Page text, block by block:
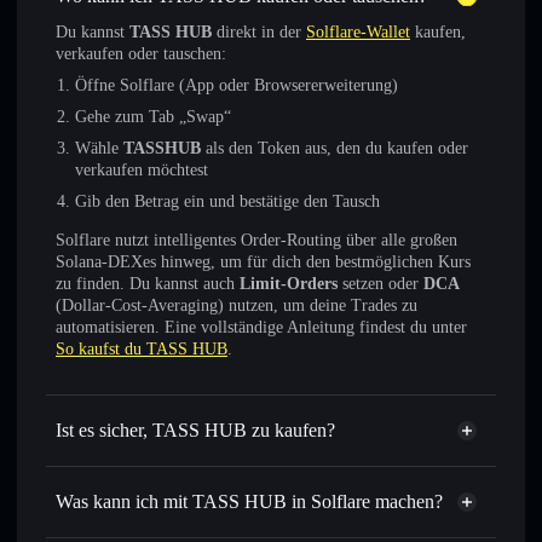
Du kannst TASS HUB direkt in der Solflare-Wallet kaufen,
verkaufen oder tauschen:
Öffne Solflare (App oder Browsererweiterung)
Gehe zum Tab „Swap“
Wähle TASSHUB als den Token aus, den du kaufen oder
verkaufen möchtest
Gib den Betrag ein und bestätige den Tausch
Solflare nutzt intelligentes Order-Routing über alle großen
Solana-DEXes hinweg, um für dich den bestmöglichen Kurs
zu finden. Du kannst auch Limit-Orders setzen oder DCA
(Dollar-Cost-Averaging) nutzen, um deine Trades zu
automatisieren. Eine vollständige Anleitung findest du unter
So kaufst du TASS HUB.
Ist es sicher, TASS HUB zu kaufen?
TASS HUB verifizierter Token
Was kann ich mit TASS HUB in Solflare machen?
TASS HUB
Solflare-Wallet